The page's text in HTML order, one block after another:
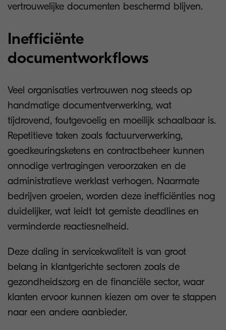
vertrouwelijke documenten beschermd blijven.
Inefficiënte
documentworkflows
Veel organisaties vertrouwen nog steeds op
handmatige documentverwerking, wat
tijdrovend, foutgevoelig en moeilijk schaalbaar is.
Repetitieve taken zoals factuurverwerking,
goedkeuringsketens en contractbeheer kunnen
onnodige vertragingen veroorzaken en de
administratieve werklast verhogen. Naarmate
bedrijven groeien, worden deze inefficiënties nog
duidelijker, wat leidt tot gemiste deadlines en
verminderde reactiesnelheid.
Deze daling in servicekwaliteit is van groot
belang in klantgerichte sectoren zoals de
gezondheidszorg en de financiële sector, waar
klanten ervoor kunnen kiezen om over te stappen
naar een andere aanbieder.